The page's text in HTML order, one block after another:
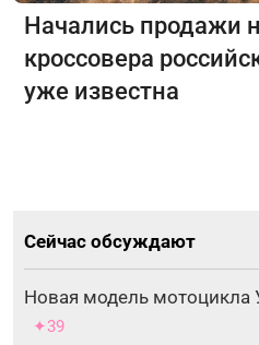
Начались продажи
кроссовера
уже известна
Сейчас обсуждают
Новая модель мотоцикла
✦39